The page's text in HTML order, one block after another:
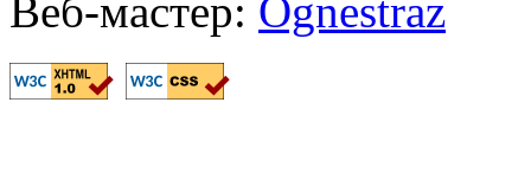
Веб-мастер: Ognestraz